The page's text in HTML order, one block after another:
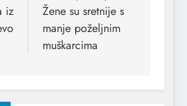
iz
Žene su sretnije s
manje poželjnim
muškarcima